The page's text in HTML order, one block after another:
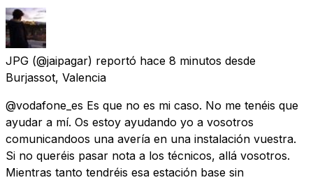
JPG (@jaipagar) reportó hace 8 minutos desde
Burjassot, Valencia
@vodafone_es Es que no es mi caso. No me tenéis que
ayudar a mí. Os estoy ayudando yo a vosotros
comunicandoos una avería en una instalación vuestra.
Si no queréis pasar nota a los técnicos, allá vosotros.
Mientras tanto tendréis esa estación base sin